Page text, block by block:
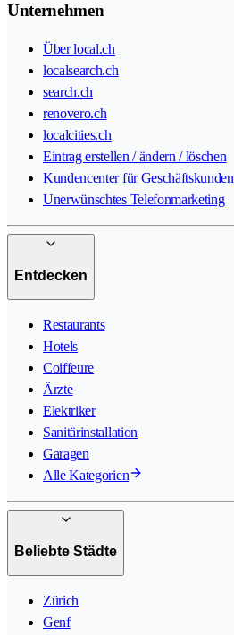
Unternehmen
Über local.ch
localsearch.ch
search.ch
renovero.ch
localcities.ch
Eintrag erstellen / ändern / löschen
Kundencenter für Geschäftskunden
Unerwünschtes Telefonmarketing
Entdecken
Restaurants
Hotels
Coiffeure
Ärzte
Elektriker
Sanitärinstallation
Garagen
Alle Kategorien
Beliebte Städte
Zürich
Genf